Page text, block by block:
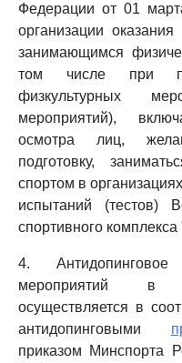
Федерации от 01
организации
занимающимся
том числе при
физкультурных
мероприятий),
осмотра лиц,
подготовку,
спортом в
испытаний (тестов)
спортивного
4. Антидопинговое
мероприятий в
осуществляется в
антидопинговыми
приказом Минспорта